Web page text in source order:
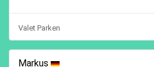
Valet Parken
Markus